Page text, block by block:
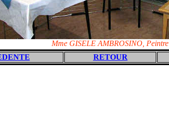
Mme GISELE AMBROSINO, Peintre
RETOUR